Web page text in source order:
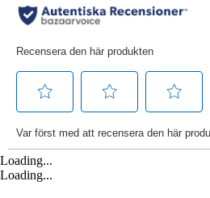
Loading...
Loading...